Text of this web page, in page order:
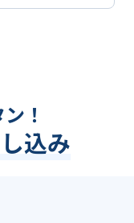
！
込み